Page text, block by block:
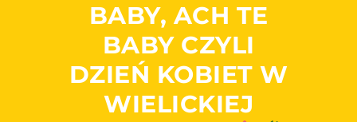
BABY, ACH TE
BABY CZYLI
DZIEŃ KOBIET W
WIELICKIEJ